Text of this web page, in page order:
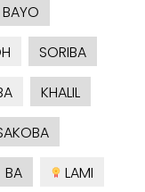
BAYO
SORIBA
KHALIL
BA
LAMI